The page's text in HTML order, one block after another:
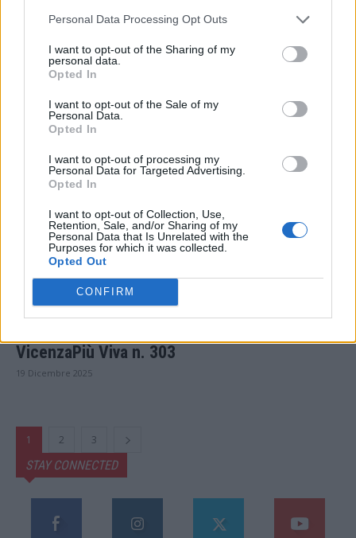
Personal Data Processing Opt Outs
I want to opt-out of the Sharing of my
personal data.
Opted In
I want to opt-out of the Sale of my
Personal Data.
Opted In
I want to opt-out of processing my
Personal Data for Targeted Advertising.
Opted In
I want to opt-out of Collection, Use,
Retention, Sale, and/or Sharing of my
Personal Data that Is Unrelated with the
Purposes for which it was collected.
Opted Out
CONFIRM
Protagonisti
Lanerossi Vicenza-Roma 4-3, come ai
Mondiali 1970. Da VicenzaPiù Viva n. 303.
Protagonisti
VicenzaPiù Viva n. 303
19 Dicembre 2025
1 2 3
STAY CONNECTED